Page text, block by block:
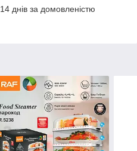
днів за домовленістю